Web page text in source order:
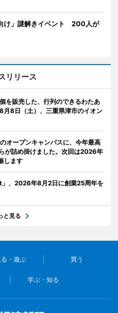
け」謎解きイベント 200人が
リリース
を販売した、行列のできるわたあ
月8日（土）、三重県津市のイオン
オープンキャンパスに、今年最高
が詰め掛けました。次回は2026年
します
、2026年8月2日に創業25周年を
と見る
る・遊ぶ 買う
学ぶ・知る